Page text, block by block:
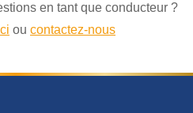
en tant que conducteur ?
ou contactez-nous